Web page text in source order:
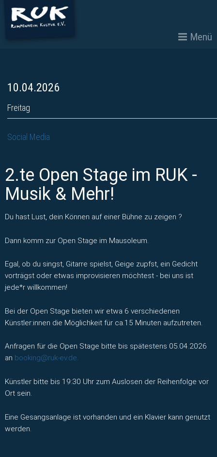
Menü
10.04.2026
Freitag
Social Media
2.te Open Stage im RUK -
Musik & Mehr!
Du hast Lust, dein Können auf einer Bühne zu zeigen ?
Dann komm zur Open Stage im Mausoleum.
Egal, ob du singst, Gitarre spielst, Geige zupfst, ein Gedicht
vorträgst oder etwas improvisieren möchtest - bei uns ist
jede*r willkommen!
Bei der Open Stage bieten wir etwa 6 verschiedenen
Künstler:innen die Möglichkeit für ca.15 Minuten aufzutreten.
Anfragen für die Open Stage bitte bis spätestens 05.04.2026
an booking@ruk-ev.de.
Künstler bitte bis 19:30 Uhr zum Auslosen der Reihenfolge vor
Ort sein.
Eine Gesangsanlage ist vorhanden und ein Klavier kann genutzt
werden.